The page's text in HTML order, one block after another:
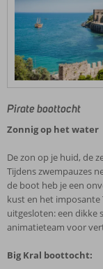
Pirate boottocht
Zonnig op het water
De zon op je huid, de
Tijdens zwempauzes
de boot heb je een
kust en het imposante
uitgesloten: een dikke
animatieteam voor
Big Kral boottocht: